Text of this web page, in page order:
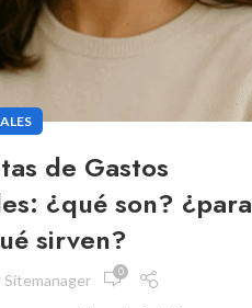
de Gastos
¿qué son? ¿para
sirven?
Sitemanager 0